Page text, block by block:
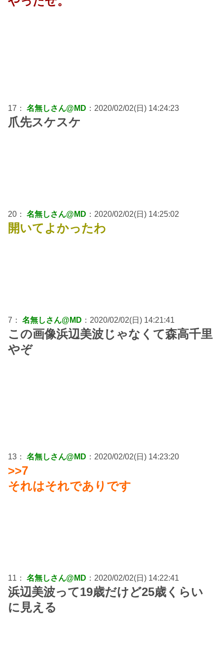
17： 名無しさん@MD ：2020/02/02(日) 14:24:23
爪先スケスケ
20： 名無しさん@MD ：2020/02/02(日) 14:25:02
開いてよかったわ
7： 名無しさん@MD ：2020/02/02(日) 14:21:41
この画像浜辺美波じゃなくて森高千里
やぞ
13： 名無しさん@MD ：2020/02/02(日) 14:23:20
>>7
それはそれでありです
11： 名無しさん@MD ：2020/02/02(日) 14:22:41
浜辺美波って19歳だけど25歳くらい
に見える